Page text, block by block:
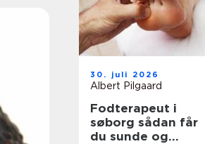
30. juli 2026
Albert Pilgaard
Fodterapeut i
søborg sådan får
du sunde og